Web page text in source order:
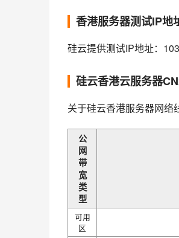
香港服务器测试IP地
硅云提供测试IP地址：
硅云香港云服务器
关于硅云香港服务器网络
公
网
带
宽
类
型
可用
区